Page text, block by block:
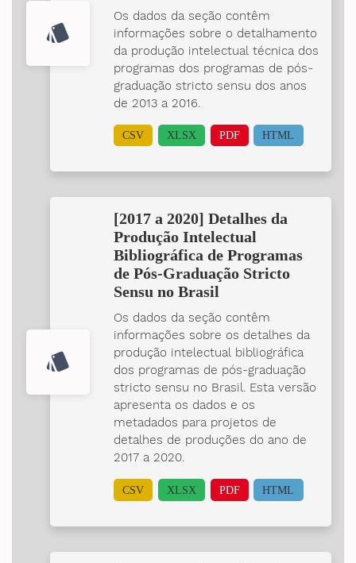
style
Os dados da seção contêm
informações sobre o detalhamento
da produção intelectual técnica dos
programas dos programas de pós-
graduação stricto sensu dos anos
de 2013 a 2016.
CSV XLSX PDF HTML
style
[2017 a 2020] Detalhes da
Produção Intelectual
Bibliográfica de Programas
de Pós-Graduação Stricto
Sensu no Brasil
Os dados da seção contêm
informações sobre os detalhes da
produção intelectual bibliográfica
dos programas de pós-graduação
stricto sensu no Brasil. Esta versão
apresenta os dados e os
metadados para projetos de
detalhes de produções do ano de
2017 a 2020.
CSV XLSX PDF HTML